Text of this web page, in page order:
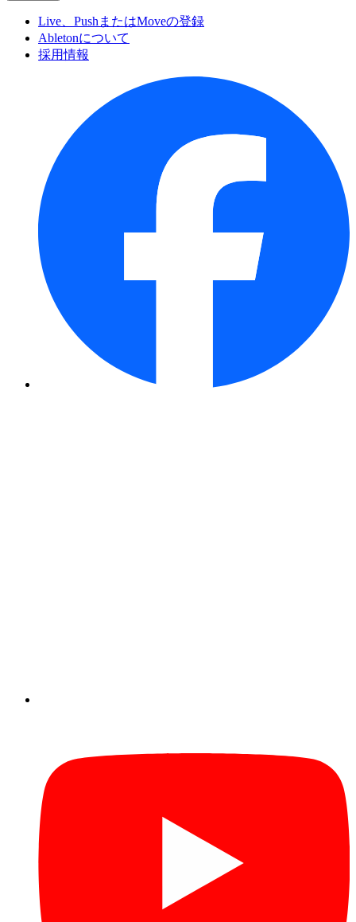
Live、PushまたはMoveの登録
Abletonについて
採用情報